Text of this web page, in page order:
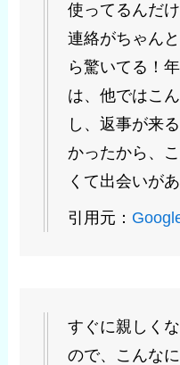
使ってるんだ
連絡がちゃん
ら驚いてる！
は、他ではこ
し、返事が来
かったから、
くて出会いが
引用元：
すぐに親しく
ので、こんな